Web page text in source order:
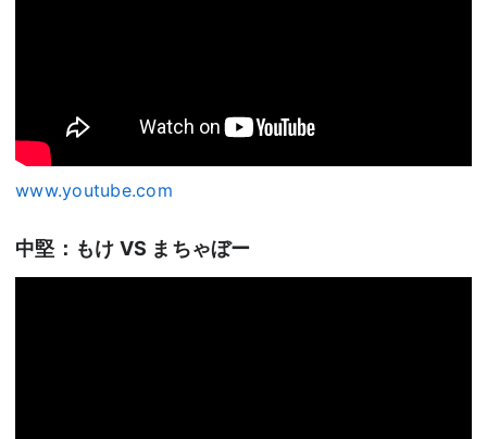
www.youtube.com
中堅：もけ VS まちゃぼー